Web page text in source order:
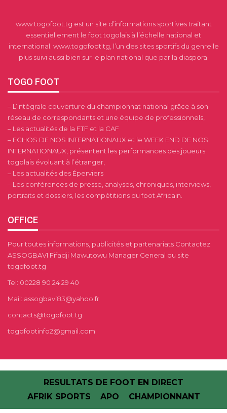
www.togofoot.tg est un site d’informations sportives traitant
essentiellement le foot togolais à l’échelle national et
international. www.togofoot.tg, l’un des sites sportifs du genre le
plus suivi aussi bien sur le plan national que par la diaspora.
TOGO FOOT
– L’intégrale couverture du championnat national grâce à son
réseau de correspondants et une équipe de professionnels,
– Les actualités de la FTF et la CAF
– ECHOS DE NOS INTERNATIONAUX et le WEEK END DE NOS
INTERNATIONAUX, présentent les performances des joueurs
togolais évoluant à l’étranger,
– Les actualités des Éperviers
– Les conférences de presse, analyses, chroniques, interviews,
portraits et dossiers, les compétitions du foot Africain.
OFFICE
Pour toutes informations, publicités et partenariats Contactez
ASSOGBAVI Fifadji Mawutowu Manager General du site
togofoot.tg
Tel: 00228 90 24 29 40
Mail: assogbavi83@yahoo.fr
contacts@togofoot.tg
togofootinfo2@gmail.com
RESULTATS DE FOOT EN DIRECT
AFRIK SPORTS
APO CHAMPIONNANT